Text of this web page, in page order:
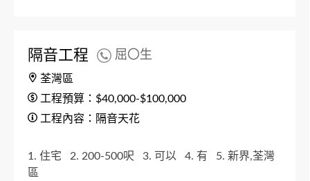
隔音工程 屈〇生
荃灣區
工程預算：$40,000-$100,000
工程內容：隔音天花
1. 住宅 2. 200-500呎 3. 可以 4. 有
5. 新界,荃灣
區